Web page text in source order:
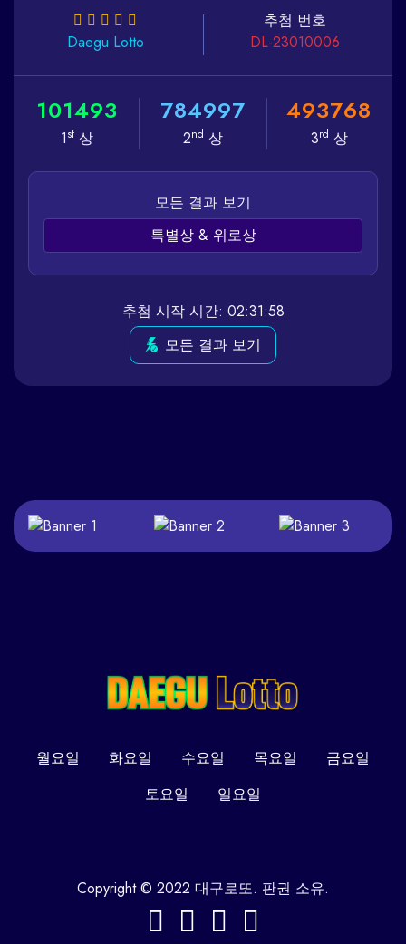
Daegu Lotto
추첨 번호
DL-23010006
101493
1st상
784997
2nd 상
493768
3rd 상
모든 결과 보기
특별상 & 위로상
추첨 시작 시간: 02:31:58
모든 결과 보기
월요일 화요일 수요일 목요일
금요일
토요일
일요일
Copyright © 2022 대구로또. 판권 소유.